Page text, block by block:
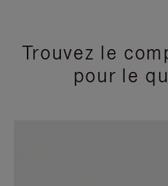
Trouvez le
pour le